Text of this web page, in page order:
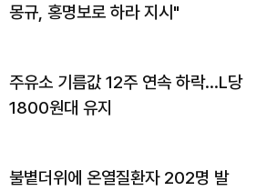
몽규, 홍명보로 하라 지시"
주유소 기름값 12주 연속 하락…L당
1800원대 유지
불볕더위에 온열질환자 202명 발